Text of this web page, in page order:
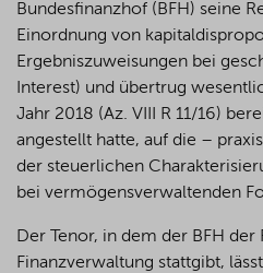
By clicking on "Settings", you
choice of optional cookies.
your consent or selection at
cookiebutton at the bottom
privacy policy.
Bundesfinanzhof (BFH) seine
Einordnung von
Ergebniszuweisungen bei
Interest) und übertrug
Jahr 2018 (Az. VIII R 11/16)
angestellt hatte, auf die –
der steuerlichen
bei vermögensverwaltenden
Der Tenor, in dem der BFH der
Finanzverwaltung stattgibt,